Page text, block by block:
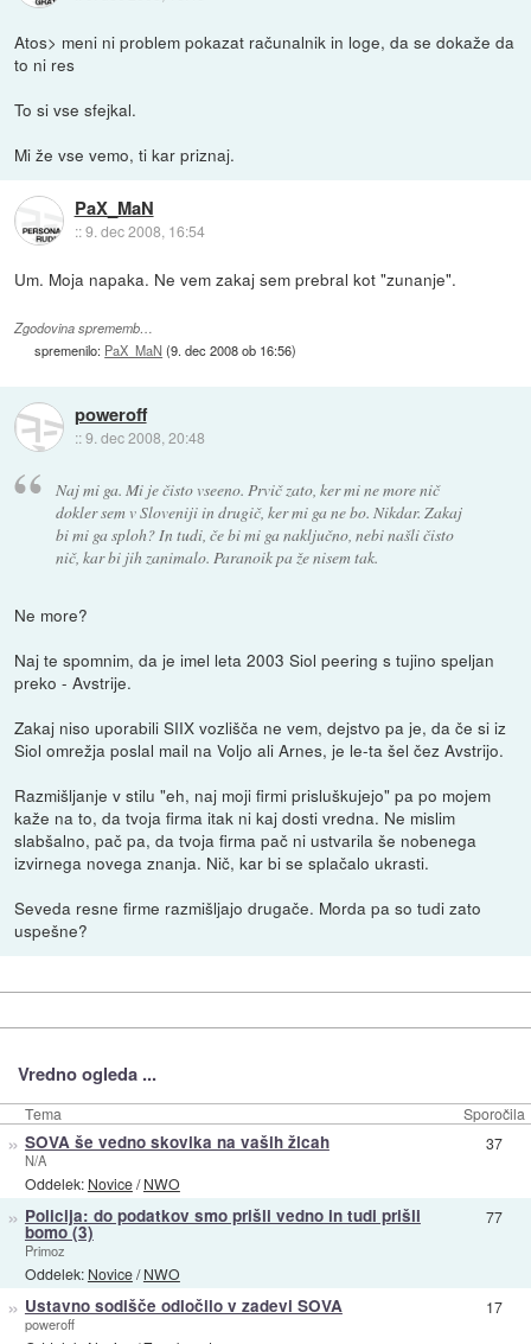
Atos> meni ni problem pokazat računalnik in loge, da se dokaže da
to ni res
To si vse sfejkal.
Mi že vse vemo, ti kar priznaj.
PaX_MaN
::9. dec 2008, 16:54
Um. Moja napaka. Ne vem zakaj sem prebral kot "zunanje".
Zgodovina sprememb…
spremenilo: PaX_MaN(9. dec 2008 ob 16:56)
poweroff
::9. dec 2008, 20:48
Naj mi ga. Mi je čisto vseeno. Prvič zato, ker mi ne more nič
dokler sem v Sloveniji in drugič, ker mi ga ne bo. Nikdar. Zakaj
bi mi ga sploh? In tudi, če bi mi ga naključno, nebi našli čisto
nič, kar bi jih zanimalo. Paranoik pa že nisem tak.
Ne more?
Naj te spomnim, da je imel leta 2003 Siol peering s tujino speljan
preko - Avstrije.
Zakaj niso uporabili SIIX vozlišča ne vem, dejstvo pa je, da če si iz
Siol omrežja poslal mail na Voljo ali Arnes, je le-ta šel čez Avstrijo.
Razmišljanje v stilu "eh, naj moji firmi prisluškujejo" pa po mojem
kaže na to, da tvoja firma itak ni kaj dosti vredna. Ne mislim
slabšalno, pač pa, da tvoja firma pač ni ustvarila še nobenega
izvirnega novega znanja. Nič, kar bi se splačalo ukrasti.
Seveda resne firme razmišljajo drugače. Morda pa so tudi zato
uspešne?
Vredno ogleda ...
Tema Sporočila
» SOVA še vedno skovika na vaših žicah
N/A
Oddelek: Novice/NWO
37
» Policija: do podatkov smo prišli vedno in tudi prišli
bomo (3)
Primoz
Oddelek: Novice/NWO
77
» Ustavno sodišče odločilo v zadevi SOVA
poweroff
17